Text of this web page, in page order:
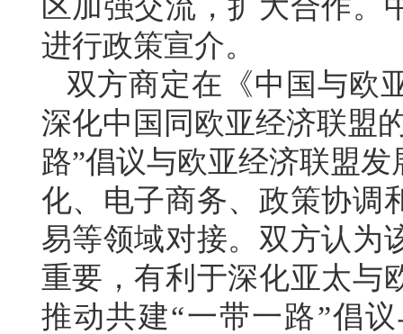
区加强交流，扩大合作。
进行政策宣介。
双方商定在《中国与欧
深化中国同欧亚经济联盟
路”倡议与欧亚经济联盟
化、电子商务、政策协调
易等领域对接。双方认为
重要，有利于深化亚太与
推动共建“一带一路”倡